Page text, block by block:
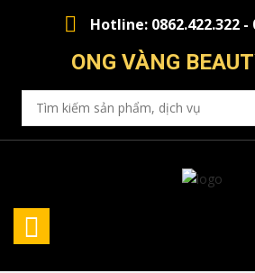
Hotline: 0862.422.322 -
ONG VÀNG